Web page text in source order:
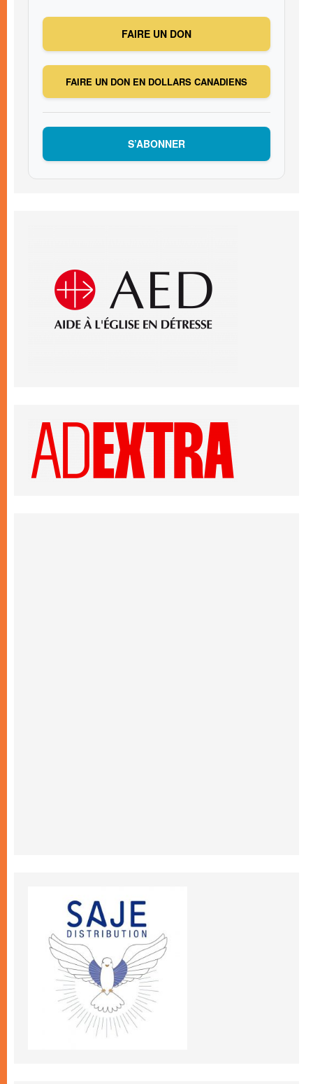
FAIRE UN DON
FAIRE UN DON EN DOLLARS CANADIENS
S’ABONNER